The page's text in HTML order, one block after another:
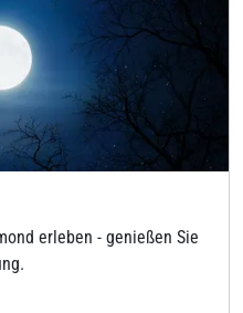
erleben - genießen Sie